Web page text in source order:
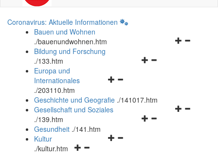
Coronavirus: Aktuelle Informationen
Bauen und Wohnen
./bauenundwohnen.htm
Navigationsmenü
Bildung und Forschung
./133.htm
Navigationsmenü
und
schließen
Europa und
Internationales
./203110.htm
Geschichte und Geografie ./141017.htm
Navigationsmenü
Gesellschaft und Soziales
./139.htm
Navigationsmenü
Gesundheit ./141.htm
Navigationsmenü
Kultur
./kultur.htm